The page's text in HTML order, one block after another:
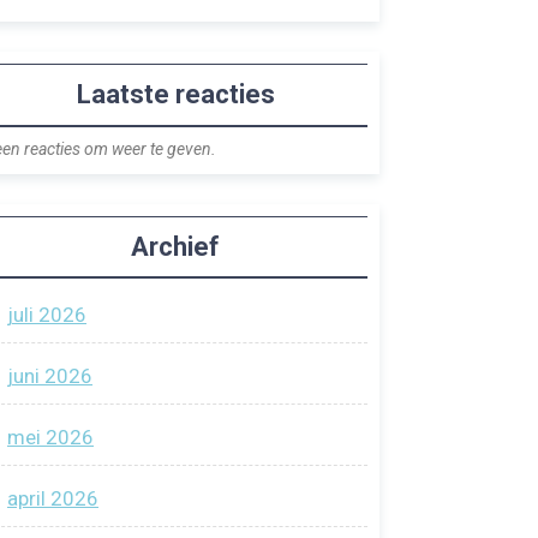
Laatste reacties
reacties om weer te geven.
Archief
juli 2026
juni 2026
mei 2026
april 2026